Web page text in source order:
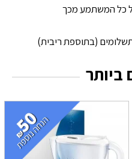
כל המשתמע מכך
ביותר